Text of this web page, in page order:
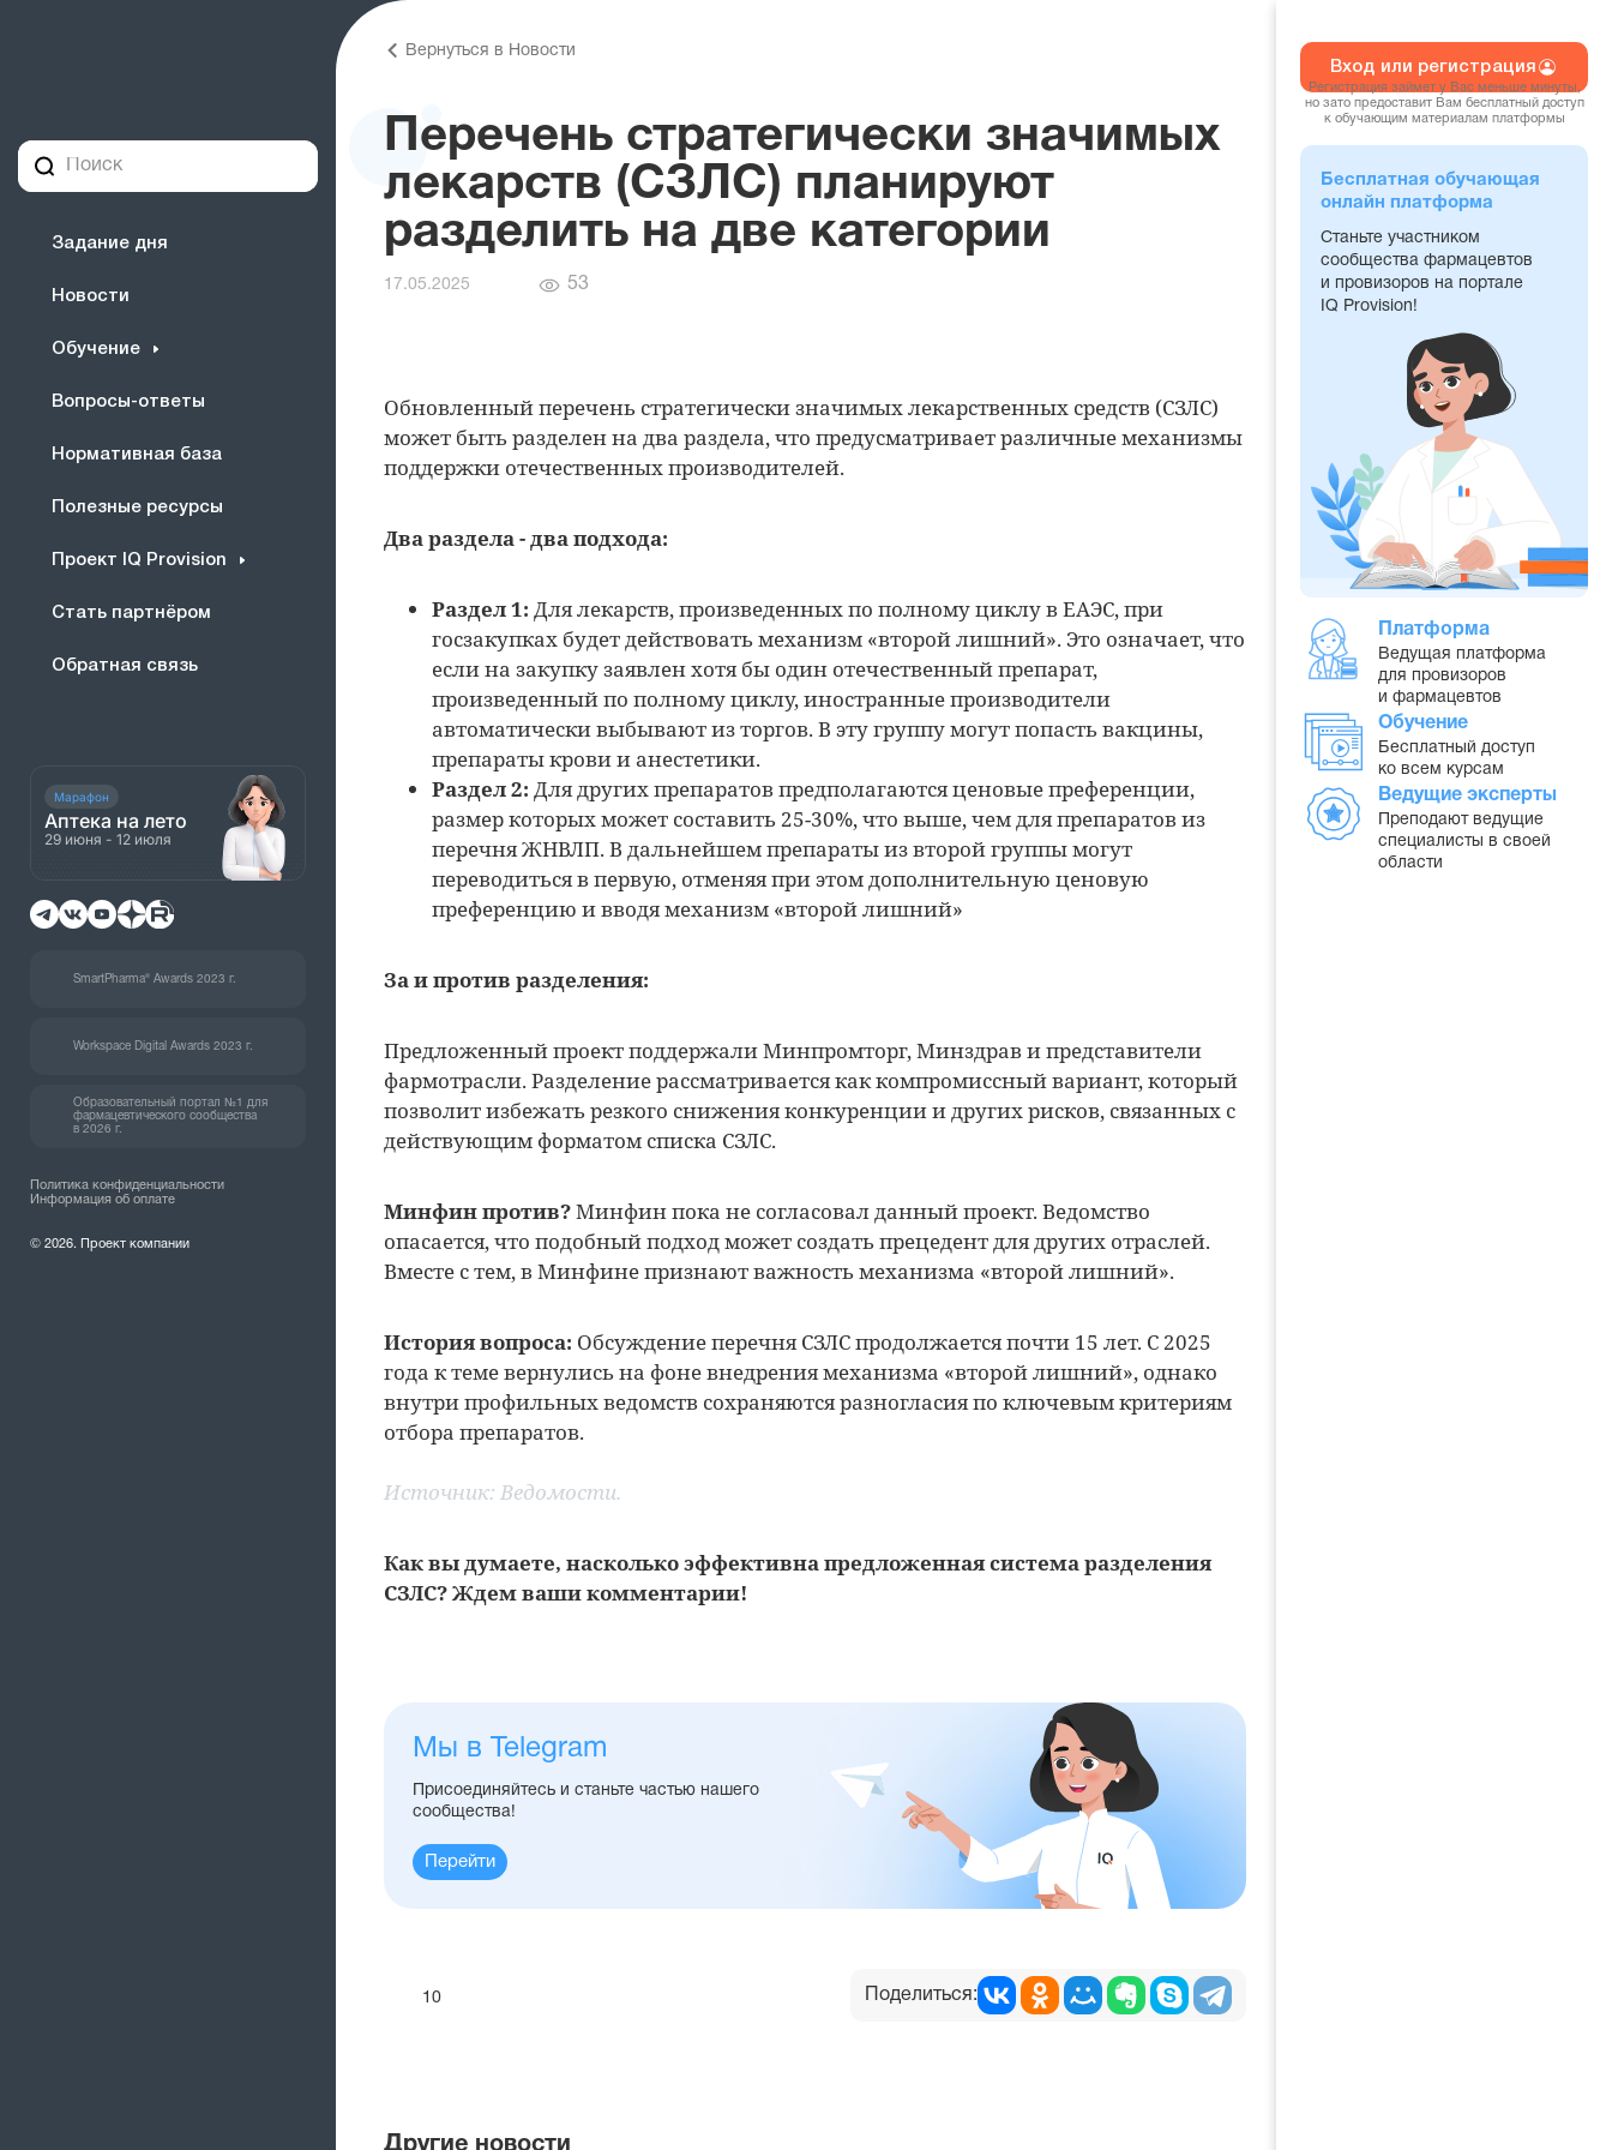
Задание дня
Новости
Обучение
Вопросы-ответы
Нормативная база
Полезные ресурсы
Проект IQ Provision
Стать партнёром
Обратная связь
Марафон
Аптека на лето
29 июня - 12 июля
SmartPharma® Awards 2023 г.
Workspace Digital Awards 2023 г.
Образовательный портал №1 для
фармацевтического сообщества
в 2026 г.
Политика конфиденциальности
Информация об оплате
© 2026. Проект компании
Вернуться в Новости
Перечень стратегически значимых
лекарств (СЗЛС) планируют
разделить на две категории
17.05.2025
Количество
53
Обновленный перечень стратегически значимых лекарственных средств (СЗЛС)
может быть разделен на два раздела, что предусматривает различные механизмы
поддержки отечественных производителей.
Два раздела - два подхода:
Раздел 1: Для лекарств, произведенных по полному циклу в ЕАЭС, при
госзакупках будет действовать механизм «второй лишний». Это означает, что
если на закупку заявлен хотя бы один отечественный препарат,
произведенный по полному циклу, иностранные производители
автоматически выбывают из торгов. В эту группу могут попасть вакцины,
препараты крови и анестетики.
Раздел 2: Для других препаратов предполагаются ценовые преференции,
размер которых может составить 25-30%, что выше, чем для препаратов из
перечня ЖНВЛП. В дальнейшем препараты из второй группы могут
переводиться в первую, отменяя при этом дополнительную ценовую
преференцию и вводя механизм «второй лишний»
За и против разделения:
Предложенный проект поддержали Минпромторг, Минздрав и представители
фармотрасли. Разделение рассматривается как компромиссный вариант, который
позволит избежать резкого снижения конкуренции и других рисков, связанных с
действующим форматом списка СЗЛС.
Минфин против?Минфин пока не согласовал данный проект. Ведомство
опасается, что подобный подход может создать прецедент для других отраслей.
Вместе с тем, в Минфине признают важность механизма «второй лишний».
История вопроса: Обсуждение перечня СЗЛС продолжается почти 15 лет. С 2025
года к теме вернулись на фоне внедрения механизма «второй лишний», однако
внутри профильных ведомств сохраняются разногласия по ключевым критериям
отбора препаратов.
Источник: Ведомости.
Как вы думаете, насколько эффективна предложенная система разделения
СЗЛС? Ждем ваши комментарии!
Мы в Telegram
Присоединяйтесь и станьте частью нашего
сообщества!
Перейти
10 Поделиться:
Другие новости
Вход или регистрация
Регистрация займет у Вас меньше минуты,
но зато предоставит Вам бесплатный доступ
к обучающим материалам платформы
Бесплатная обучающая
онлайн платформа
Станьте участником
сообщества фармацевтов
и провизоров на портале
IQ Provision!
Платформа
Ведущая платформа
для провизоров
и фармацевтов
Обучение
Бесплатный доступ
ко всем курсам
Ведущие эксперты
Преподают ведущие
специалисты в своей
области